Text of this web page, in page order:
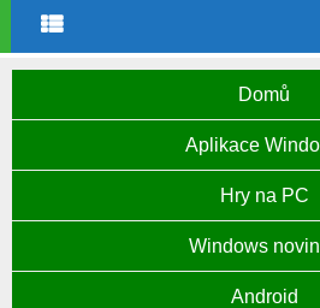
Domů
Aplikace
Hry na PC
Windows
Android